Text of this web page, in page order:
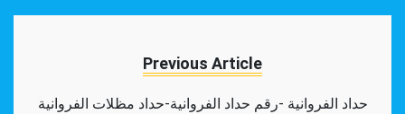
Previous Article
حداد الفروانية -رقم حداد الفروانية-حداد مظلات الفروانية